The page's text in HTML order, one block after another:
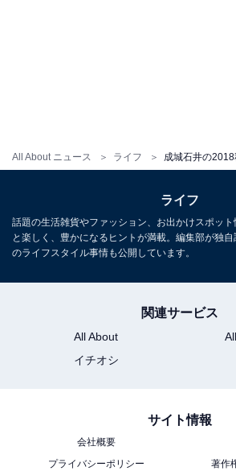
All About ニュース ライフ
こちらも2018年より新登場のチョコ
ラトビアで創業したピュア社の商品
ライフ
話題の生活雑貨やファッション、お出かけスポッ
と楽しく、豊かになるヒントが満載。編集部が独
のライフスタイル事情も公開しています。
関連サービス
All About
イチオシ
サイト情報
会社概要
プライバシーポリシー
著作